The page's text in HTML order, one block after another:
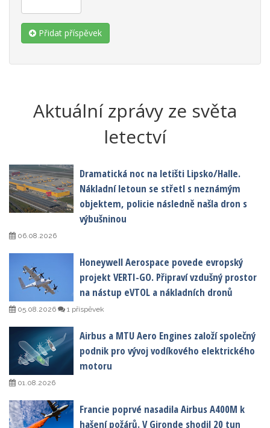
Přidat příspěvek
Aktuální zprávy ze světa
letectví
Dramatická noc na letišti Lipsko/Halle.
Nákladní letoun se střetl s neznámým
objektem, policie následně našla dron s
výbušninou
06.08.2026
Honeywell Aerospace povede evropský
projekt VERTI-GO. Připraví vzdušný prostor
na nástup eVTOL a nákladních dronů
05.08.2026 1 příspěvek
Airbus a MTU Aero Engines založí společný
podnik pro vývoj vodíkového elektrického
motoru
01.08.2026
Francie poprvé nasadila Airbus A400M k
hašení požárů. V Gironde shodil 20 tun